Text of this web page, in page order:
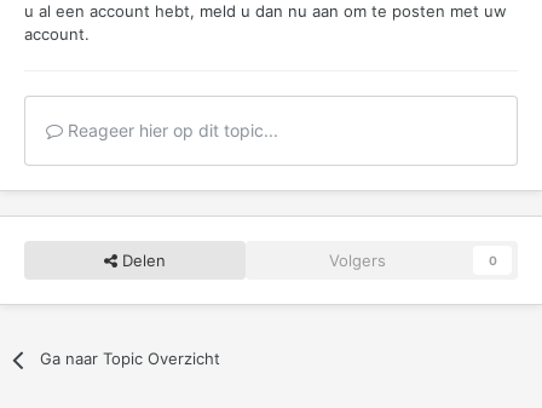
u al een account hebt, meld u dan nu aan om te posten met uw
account.
Reageer hier op dit topic...
Delen Volgers 0
Ga naar Topic Overzicht